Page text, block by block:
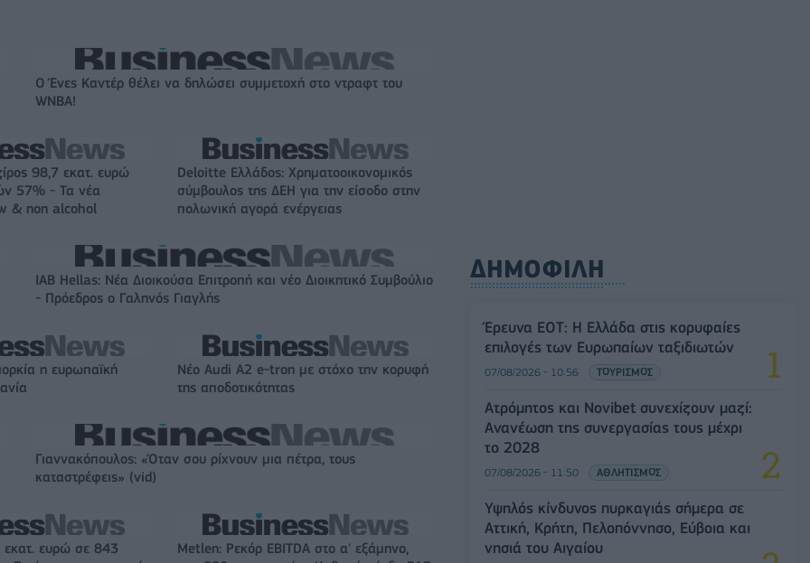
Ο Ένες Καντέρ θέλει να δηλώσει συμμετοχή στο ντραφτ του
WNBA!
98,7 εκατ. ευρώ
57% - Τα νέα
& non alcohol
Deloitte Ελλάδος: Χρηματοοικονομικός
σύμβουλος της ΔΕΗ για την είσοδο στην
πολωνική αγορά ενέργειας
IAB Hellas: Νέα Διοικούσα Επιτροπή και νέο Διοικητικό Συμβούλιο
- Πρόεδρος ο Γαληνός Γιαγλής
η ευρωπαϊκή
Νέο Audi A2 e-tron με στόχο την κορυφή
της αποδοτικότητας
Γιαννακόπουλος: «Όταν σου ρίχνουν μια πέτρα, τους
καταστρέφεις» (vid)
εκατ. ευρώ σε 843
Metlen: Ρεκόρ EBITDA στο α' εξάμηνο,
ΔΗΜΟΦΙΛΗ
Έρευνα ΕΟΤ: Η Ελλάδα στις κορυφαίες
επιλογές των Ευρωπαίων ταξιδιωτών
07/08/2026 - 10:56 ΤΟΥΡΙΣΜΟΣ
Ατρόμητος και Novibet συνεχίζουν μαζί:
Ανανέωση της συνεργασίας τους μέχρι
το 2028
07/08/2026 - 11:50 ΑΘΛΗΤΙΣΜΟΣ
Υψηλός κίνδυνος πυρκαγιάς σήμερα σε
Αττική, Κρήτη, Πελοπόννησο, Εύβοια και
νησιά του Αιγαίου